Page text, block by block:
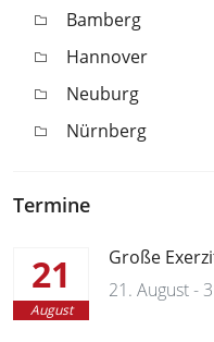
Bamberg
Hannover
Neuburg
Nürnberg
Termine
21
August
Große
21. August -